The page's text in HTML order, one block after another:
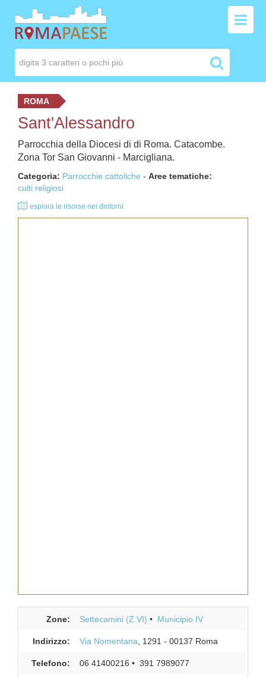
ROMA
Sant'Alessandro
Parrocchia della Diocesi di di Roma. Catacombe.
Zona Tor San Giovanni - Marcigliana.
Categoria: Parrocchie cattoliche - Aree tematiche:
culti religiosi
esplora le risorse nei dintorni
Zone: Settecamini (Z.VI) Municipio IV
Indirizzo: Via Nomentana , 1291 - 00137 Roma
Telefono: 06 41400216 391 7989077